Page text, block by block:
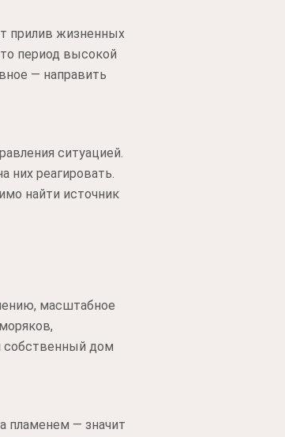
прилив жизненных
период высокой
— направить
ситуацией.
них реагировать.
найти источник
масштабное
собственный дом
пламенем — значит